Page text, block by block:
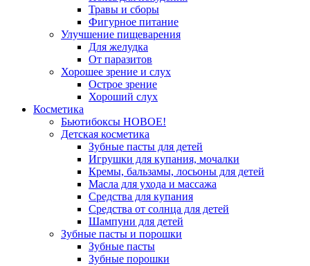
Травы и сборы
Фигурное питание
Улучшение пищеварения
Для желудка
От паразитов
Хорошее зрение и слух
Острое зрение
Хороший слух
Косметика
Бьютибоксы НОВОЕ!
Детская косметика
Зубные пасты для детей
Игрушки для купания, мочалки
Кремы, бальзамы, лосьоны для детей
Масла для ухода и массажа
Средства для купания
Средства от солнца для детей
Шампуни для детей
Зубные пасты и порошки
Зубные пасты
Зубные порошки